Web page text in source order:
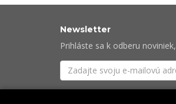
Newsletter
Prihláste sa k odberu